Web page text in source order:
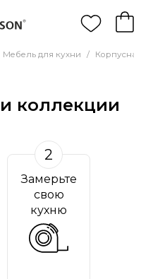
Мебель для кухни /
коллекции
2
Замерьте
свою
кухню